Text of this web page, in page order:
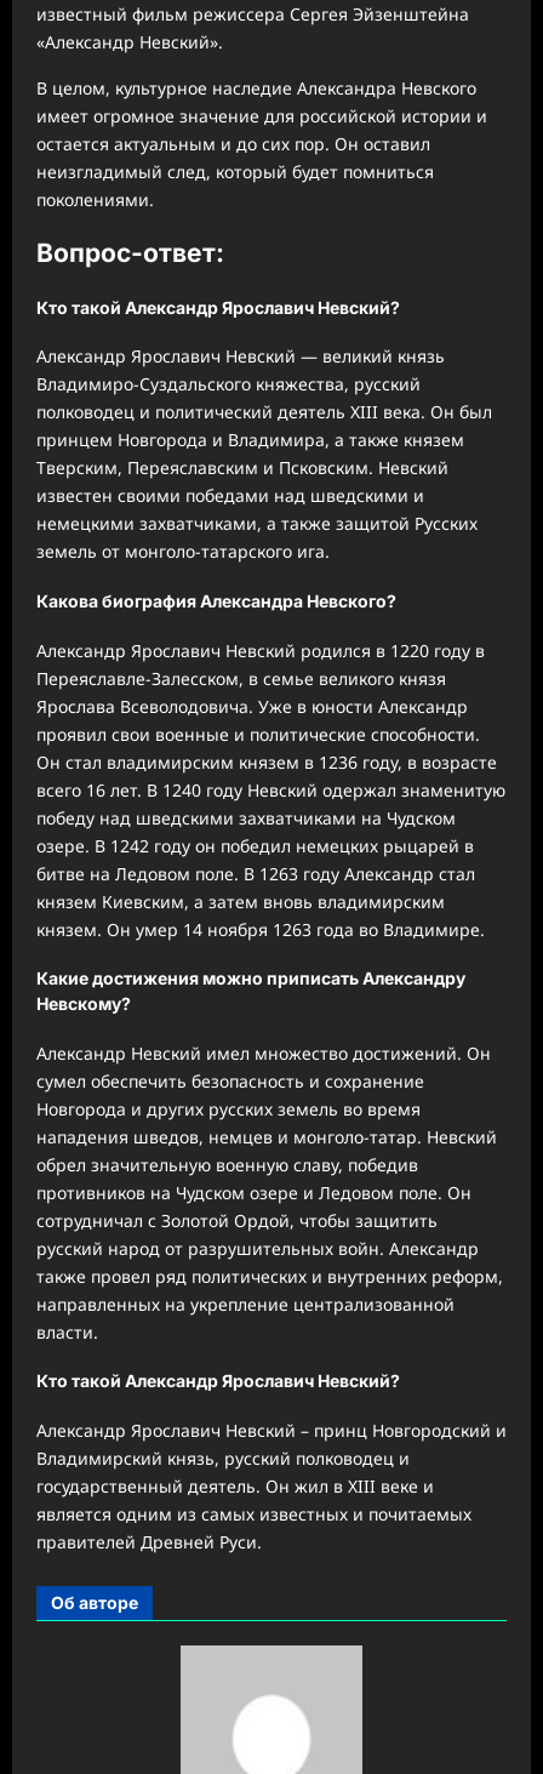
известный фильм режиссера Сергея Эйзенштейна
«Александр Невский».
В целом, культурное наследие Александра Невского
имеет огромное значение для российской истории и
остается актуальным и до сих пор. Он оставил
неизгладимый след, который будет помниться
поколениями.
Вопрос-ответ:
Кто такой Александр Ярославич Невский?
Александр Ярославич Невский — великий князь
Владимиро-Суздальского княжества, русский
полководец и политический деятель XIII века. Он был
принцем Новгорода и Владимира, а также князем
Тверским, Переяславским и Псковским. Невский
известен своими победами над шведскими и
немецкими захватчиками, а также защитой Русских
земель от монголо-татарского ига.
Какова биография Александра Невского?
Александр Ярославич Невский родился в 1220 году в
Переяславле-Залесском, в семье великого князя
Ярослава Всеволодовича. Уже в юности Александр
проявил свои военные и политические способности.
Он стал владимирским князем в 1236 году, в возрасте
всего 16 лет. В 1240 году Невский одержал знаменитую
победу над шведскими захватчиками на Чудском
озере. В 1242 году он победил немецких рыцарей в
битве на Ледовом поле. В 1263 году Александр стал
князем Киевским, а затем вновь владимирским
князем. Он умер 14 ноября 1263 года во Владимире.
Какие достижения можно приписать Александру
Невскому?
Александр Невский имел множество достижений. Он
сумел обеспечить безопасность и сохранение
Новгорода и других русских земель во время
нападения шведов, немцев и монголо-татар. Невский
обрел значительную военную славу, победив
противников на Чудском озере и Ледовом поле. Он
сотрудничал с Золотой Ордой, чтобы защитить
русский народ от разрушительных войн. Александр
также провел ряд политических и внутренних реформ,
направленных на укрепление централизованной
власти.
Кто такой Александр Ярославич Невский?
Александр Ярославич Невский – принц Новгородский и
Владимирский князь, русский полководец и
государственный деятель. Он жил в XIII веке и
является одним из самых известных и почитаемых
правителей Древней Руси.
Об авторе